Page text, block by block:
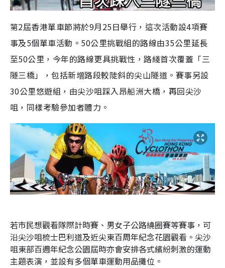
第2屆香港單車節將於9月25日舉行，這次活動設4項賽
事及5個單車活動。50公里挑戰組的路線由35公里延長
至50公里，今年的路線更具挑戰性，路綫首次覆蓋「三
隧三橋」，包括新增路段較陡斜的尖山隧道。賽事另設
30公里悠遊組，由尖沙咀踩入昂船洲大橋，再回尖沙
咀，同樣考驗參加者體力。
若市民想觀看隊際計時賽、男女子公路繞圈賽等賽事，可
沿尖沙咀梳士巴利道及近尖東百周年紀念花園觀看。尖沙
咀東部百週年紀念公園屆時亦會安排各式繽紛刺激的運動
主題表演，並設有多個單車運動用品攤位。